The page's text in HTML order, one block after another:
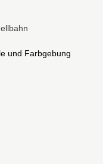
und Farbgebung